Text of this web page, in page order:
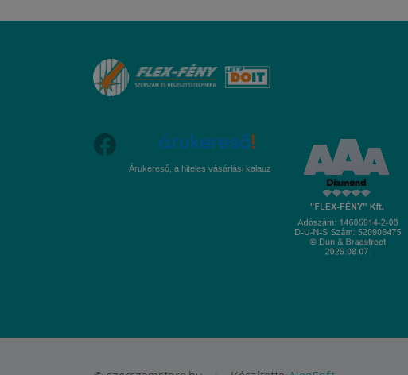
Árukereső, a hiteles vásárlási kalauz